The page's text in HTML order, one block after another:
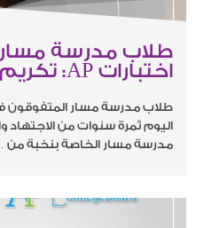
طلاب مدرسة
اختبارات AP: تكريم مستحقي التميز
اليوم ثمرة سنوات من
مدرسة مسار الخاصة بنخبة من